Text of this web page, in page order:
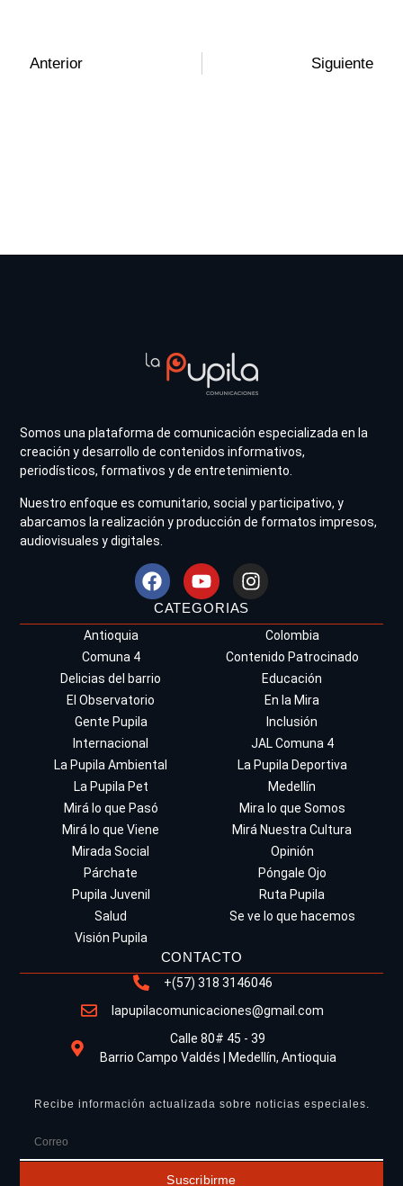
Anterior Siguiente
Somos una plataforma de comunicación especializada en la
creación y desarrollo de contenidos informativos,
periodísticos, formativos y de entretenimiento.
Nuestro enfoque es comunitario, social y participativo, y
abarcamos la realización y producción de formatos impresos,
audiovisuales y digitales.
CATEGORIAS
Antioquia
Colombia
Comuna 4
Contenido Patrocinado
Delicias del barrio
Educación
El Observatorio
En la Mira
Gente Pupila
Inclusión
Internacional
JAL Comuna 4
La Pupila Ambiental
La Pupila Deportiva
La Pupila Pet
Medellín
Mirá lo que Pasó
Mira lo que Somos
Mirá lo que Viene
Mirá Nuestra Cultura
Mirada Social
Opinión
Párchate
Póngale Ojo
Pupila Juvenil
Ruta Pupila
Salud
Se ve lo que hacemos
Visión Pupila
CONTACTO
+(57) 318 3146046
lapupilacomunicaciones@gmail.com
Calle 80# 45 - 39
Barrio Campo Valdés | Medellín, Antioquia
Recibe información actualizada sobre noticias especiales.
Suscribirme